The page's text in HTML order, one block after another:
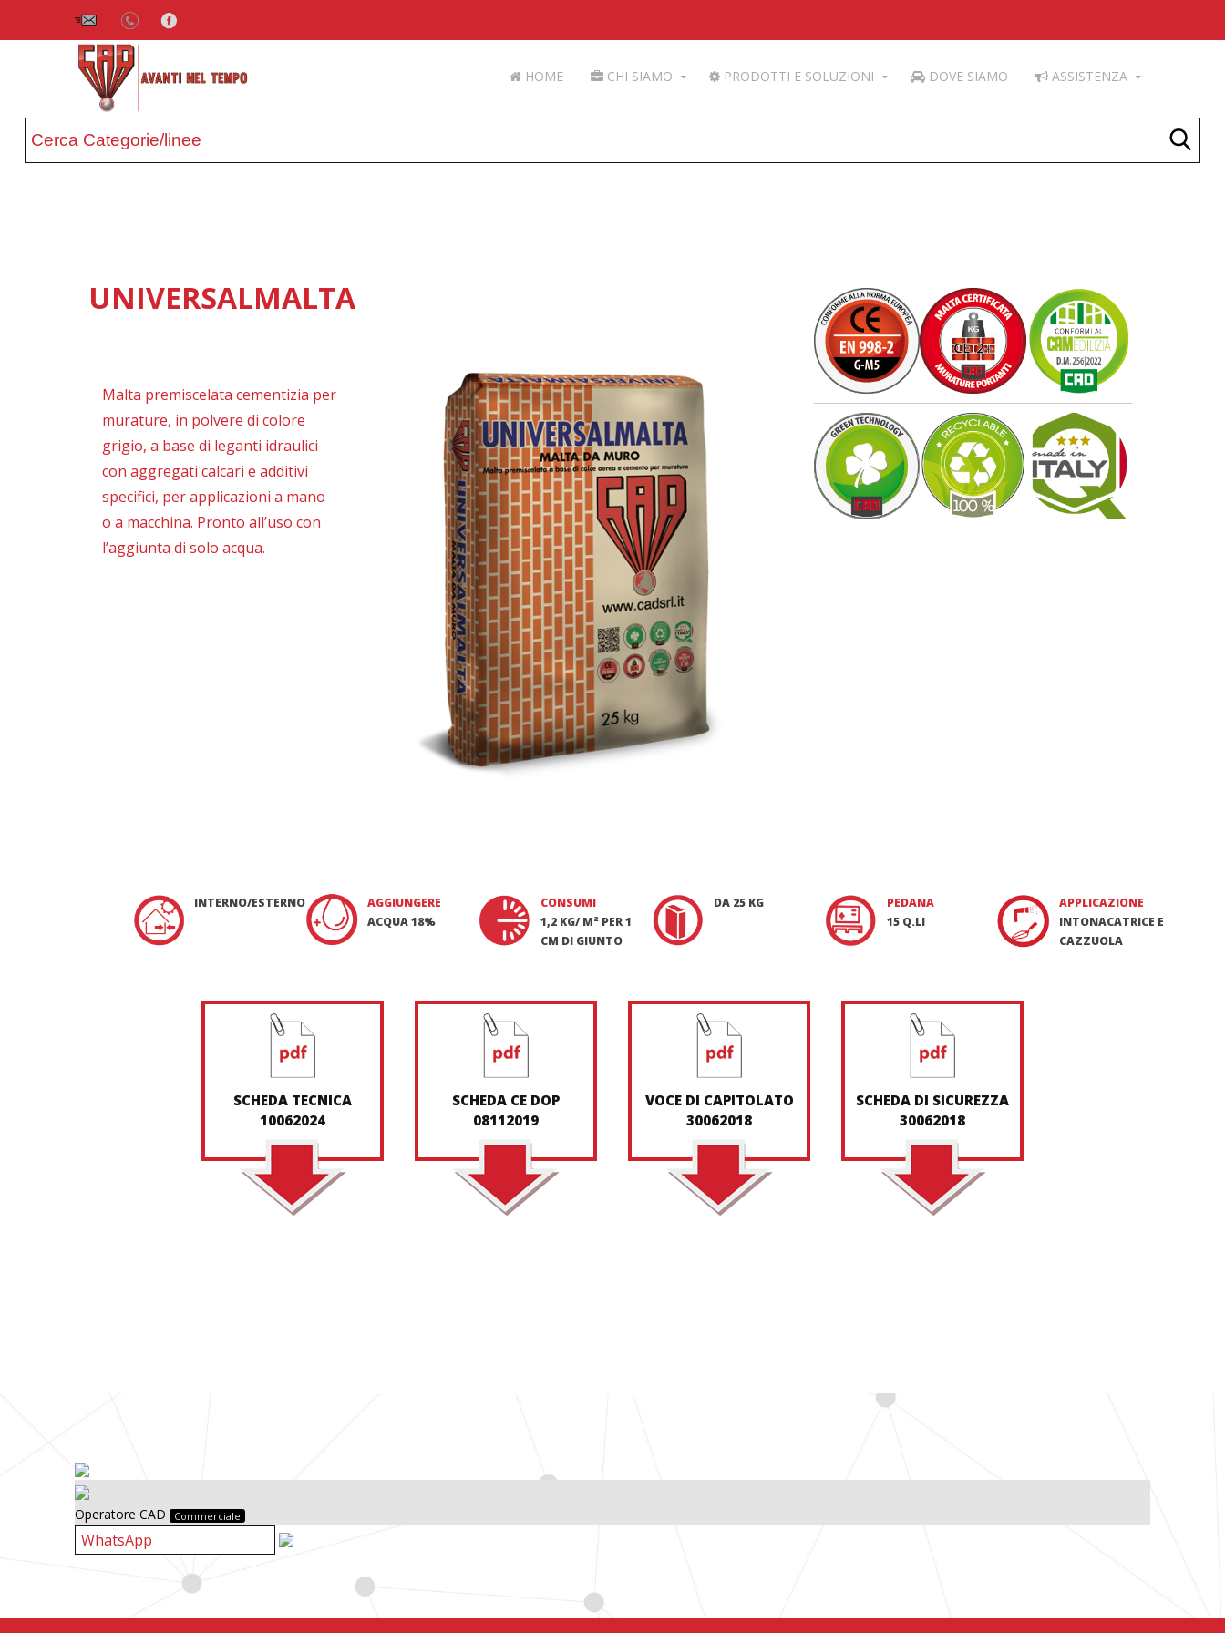
HOME CHI SIAMO PRODOTTI E SOLUZIONI DOVE SIAMO ASSISTENZA
UNIVERSALMALTA
Malta premiscelata cementizia per
murature, in polvere di colore
grigio, a base di leganti idraulici
con aggregati calcari e additivi
specifici, per applicazioni a mano
o a macchina. Pronto all’uso con
l’aggiunta di solo acqua.
INTERNO/ESTERNO
AGGIUNGERE
ACQUA 18%
CONSUMI
1,2 KG/ M² PER 1
CM DI GIUNTO
DA 25 KG
PEDANA
15 Q.LI
APPLICAZIONE
INTONACATRICE E
CAZZUOLA
SCHEDA TECNICA
10062024
SCHEDA CE DOP
08112019
VOCE DI CAPITOLATO
30062018
SCHEDA DI SICUREZZA
30062018
Operatore CAD Commerciale